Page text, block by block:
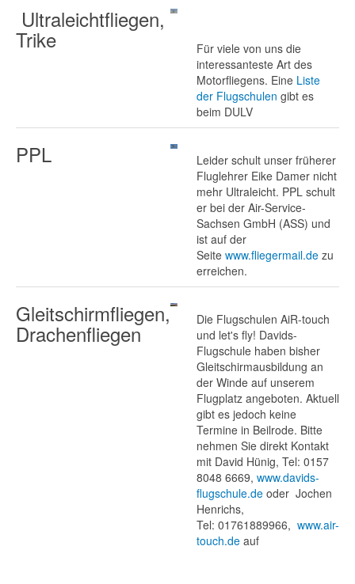
Ultraleichtfliegen,
Trike
Für viele von uns die
interessanteste Art des
Motorfliegens. Eine Liste
der Flugschulen gibt es
beim DULV
PPL
Leider schult unser früherer
Fluglehrer Eike Damer nicht
mehr Ultraleicht. PPL schult
er bei der Air-Service-
Sachsen GmbH (ASS) und
ist auf der
Seite www.fliegermail.de zu
erreichen.
Gleitschirmfliegen,
Drachenfliegen
Die Flugschulen AiR-touch
und let's fly! Davids-
Flugschule haben bisher
Gleitschirmausbildung an
der Winde auf unserem
Flugplatz angeboten. Aktuell
gibt es jedoch keine
Termine in Beilrode. Bitte
nehmen Sie direkt Kontakt
mit David Hünig, Tel: 0157
8048 6669, www.davids-
flugschule.de oder Jochen
Henrichs,
Tel: 01761889966, www.air-
touch.de auf